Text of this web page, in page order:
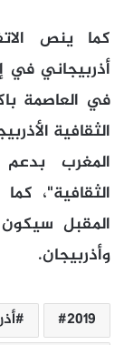
كما ينص
أذربيجاني في
في العاصمة
الثقافية
المغرب
الثقافية"،
المقبل
وأذربيجان.
2019